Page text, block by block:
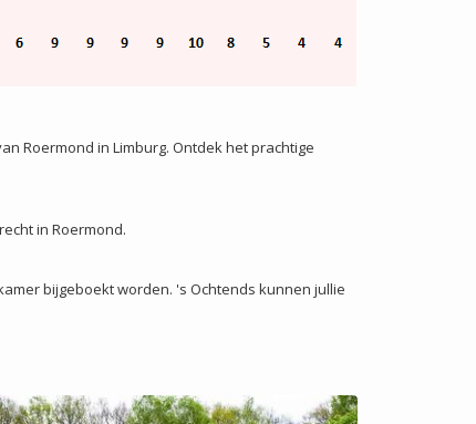
Roermond in Limburg. Ontdek het prachtige
in Roermond.
bijgeboekt worden. 's Ochtends kunnen jullie